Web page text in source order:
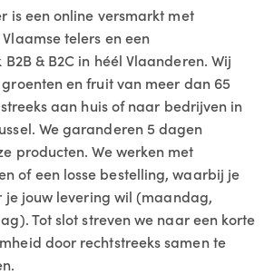
is een online versmarkt met
telers en een
& B2C in héél Vlaanderen. Wij
en fruit van meer dan 65
aan huis of naar bedrijven in
We garanderen 5 dagen
producten. We werken met
of een losse bestelling, waarbij je
je jouw levering wil (maandag,
Tot slot streven we naar een korte
door rechtstreeks samen te